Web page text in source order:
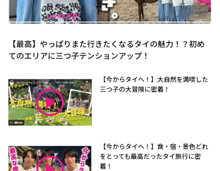
【最高】やっぱりまた行きたくなるタイの魅力！？初め
てのエリアに三つ子テンションアップ！
【今からタイへ！】大自然を満喫した
三つ子の大冒険に密着！
【今からタイへ！】食・宿・景色どれ
をとっても最高だったタイ旅行に密
着！